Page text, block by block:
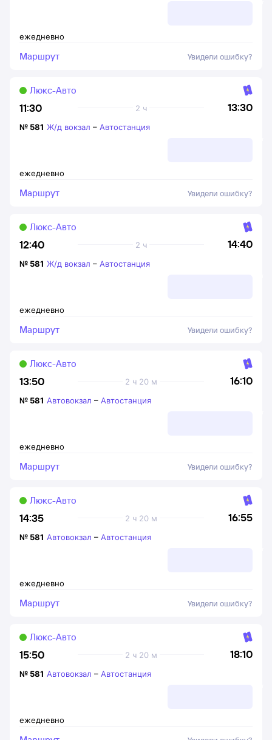
ежедневно
Маршрут Увидели ошибку?
11:30 13:30
2 ч
Люкс-Авто
ежедневно
№ 581 Ж/д вокзал – Автостанция
Маршрут Увидели ошибку?
12:40 14:40
2 ч
Люкс-Авто
ежедневно
№ 581 Ж/д вокзал – Автостанция
Маршрут Увидели ошибку?
13:50 16:10
2 ч 20 м
Люкс-Авто
ежедневно
№ 581 Автовокзал – Автостанция
Маршрут Увидели ошибку?
14:35 16:55
2 ч 20 м
Люкс-Авто
ежедневно
№ 581 Автовокзал – Автостанция
Маршрут Увидели ошибку?
15:50 18:10
2 ч 20 м
Люкс-Авто
ежедневно
№ 581 Автовокзал – Автостанция